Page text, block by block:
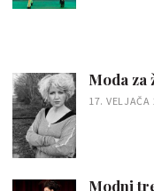
Moda za
17. VELJAČA
Modni